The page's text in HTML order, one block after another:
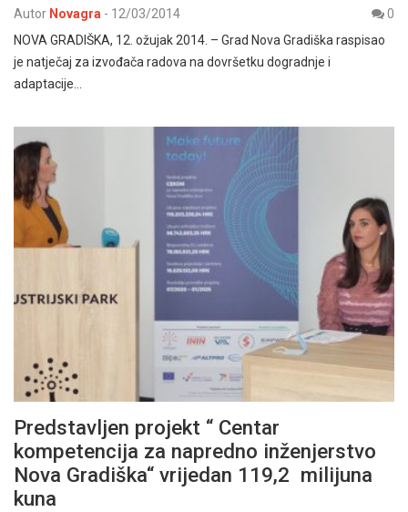
Autor Novagra - 12/03/2014
0
NOVA GRADIŠKA, 12. ožujak 2014. – Grad Nova Gradiška raspisao
je natječaj za izvođača radova na dovršetku dogradnje i
adaptacije…
Predstavljen projekt “ Centar
kompetencija za napredno inženjerstvo
Nova Gradiška“ vrijedan 119,2 milijuna
kuna